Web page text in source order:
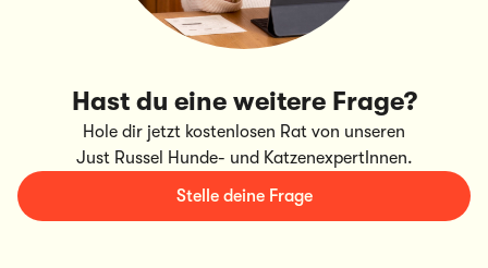
Hast du eine weitere Frage?
Hole dir jetzt kostenlosen Rat von unseren
Just Russel Hunde- und KatzenexpertInnen.
Stelle deine Frage